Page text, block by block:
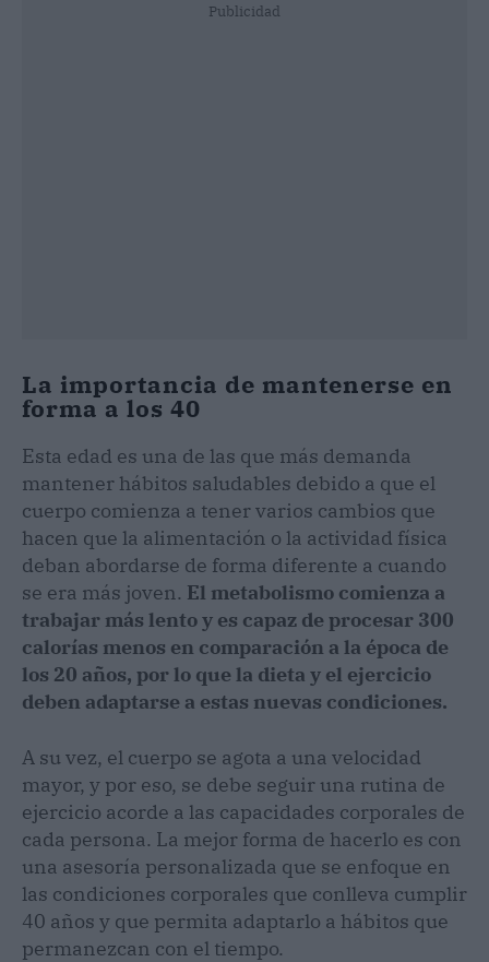
Publicidad
La importancia de mantenerse en
forma a los 40
Esta edad es una de las que más demanda
mantener hábitos saludables debido a que el
cuerpo comienza a tener varios cambios que
hacen que la alimentación o la actividad física
deban abordarse de forma diferente a cuando
se era más joven. El metabolismo comienza a
trabajar más lento y es capaz de procesar 300
calorías menos en comparación a la época de
los 20 años, por lo que la dieta y el ejercicio
deben adaptarse a estas nuevas condiciones.
A su vez, el cuerpo se agota a una velocidad
mayor, y por eso, se debe seguir una rutina de
ejercicio acorde a las capacidades corporales de
cada persona. La mejor forma de hacerlo es con
una asesoría personalizada que se enfoque en
las condiciones corporales que conlleva cumplir
40 años y que permita adaptarlo a hábitos que
permanezcan con el tiempo.